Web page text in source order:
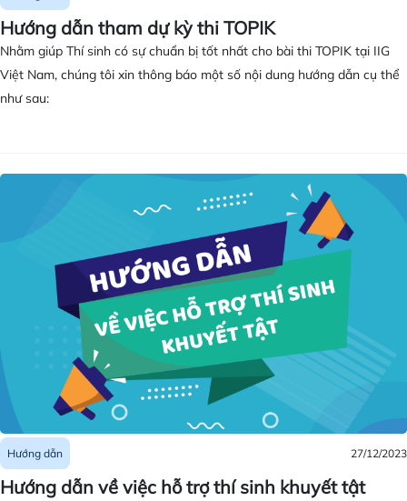
Hướng dẫn tham dự kỳ thi TOPIK
Nhằm giúp Thí sinh có sự chuẩn bị tốt nhất cho bài thi TOPIK tại IIG
Việt Nam, chúng tôi xin thông báo một số nội dung hướng dẫn cụ thể
như sau:
Hướng dẫn 27/12/2023
Hướng dẫn về việc hỗ trợ thí sinh khuyết tật